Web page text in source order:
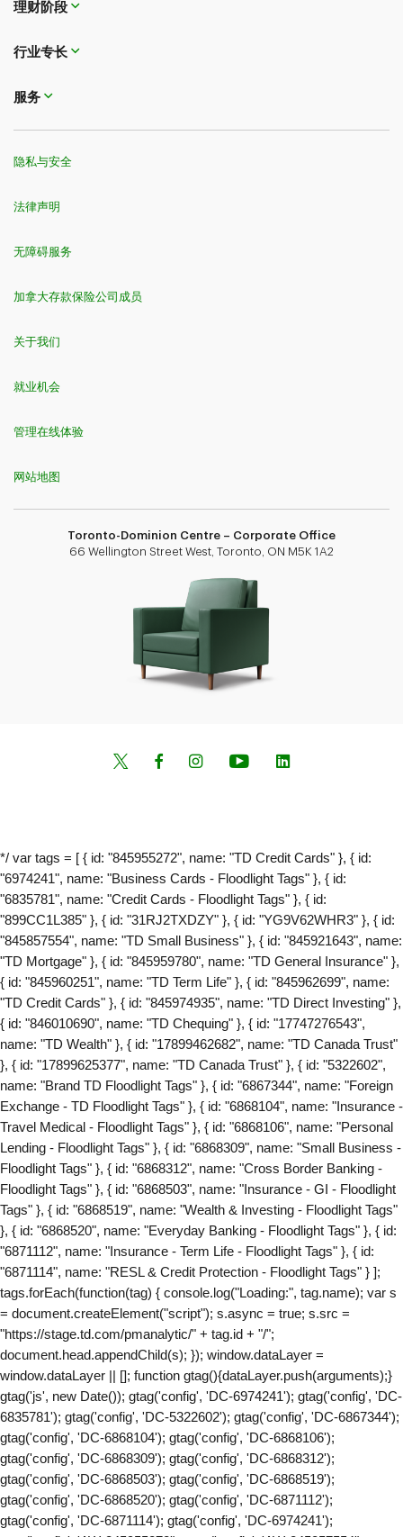
理财阶段
行业专长
服务
隐私与安全
法律声明
无障碍服务
加拿大存款保险公司成员
关于我们
就业机会
管理在线体验
网站地图
Toronto-Dominion Centre – Corporate Office
66 Wellington Street West, Toronto, ON M5K 1A2
*/ var tags = [ { id: "845955272", name: "TD Credit Cards" }, { id:
"6974241", name: "Business Cards - Floodlight Tags" }, { id:
"6835781", name: "Credit Cards - Floodlight Tags" }, { id:
"899CC1L385" }, { id: "31RJ2TXDZY" }, { id: "YG9V62WHR3" }, { id:
"845857554", name: "TD Small Business" }, { id: "845921643", name:
"TD Mortgage" }, { id: "845959780", name: "TD General Insurance" },
{ id: "845960251", name: "TD Term Life" }, { id: "845962699", name:
"TD Credit Cards" }, { id: "845974935", name: "TD Direct Investing" },
{ id: "846010690", name: "TD Chequing" }, { id: "17747276543",
name: "TD Wealth" }, { id: "17899462682", name: "TD Canada Trust"
}, { id: "17899625377", name: "TD Canada Trust" }, { id: "5322602",
name: "Brand TD Floodlight Tags" }, { id: "6867344", name: "Foreign
Exchange - TD Floodlight Tags" }, { id: "6868104", name: "Insurance -
Travel Medical - Floodlight Tags" }, { id: "6868106", name: "Personal
Lending - Floodlight Tags" }, { id: "6868309", name: "Small Business -
Floodlight Tags" }, { id: "6868312", name: "Cross Border Banking -
Floodlight Tags" }, { id: "6868503", name: "Insurance - GI - Floodlight
Tags" }, { id: "6868519", name: "Wealth & Investing - Floodlight Tags"
}, { id: "6868520", name: "Everyday Banking - Floodlight Tags" }, { id:
"6871112", name: "Insurance - Term Life - Floodlight Tags" }, { id:
"6871114", name: "RESL & Credit Protection - Floodlight Tags" } ];
tags.forEach(function(tag) { console.log("Loading:", tag.name); var s
= document.createElement("script"); s.async = true; s.src =
"https://stage.td.com/pmanalytic/" + tag.id + "/";
document.head.appendChild(s); }); window.dataLayer =
window.dataLayer || []; function gtag(){dataLayer.push(arguments);}
gtag('js', new Date()); gtag('config', 'DC-6974241'); gtag('config', 'DC-
6835781'); gtag('config', 'DC-5322602'); gtag('config', 'DC-6867344');
gtag('config', 'DC-6868104'); gtag('config', 'DC-6868106');
gtag('config', 'DC-6868309'); gtag('config', 'DC-6868312');
gtag('config', 'DC-6868503'); gtag('config', 'DC-6868519');
gtag('config', 'DC-6868520'); gtag('config', 'DC-6871112');
gtag('config', 'DC-6871114'); gtag('config', 'DC-6974241');